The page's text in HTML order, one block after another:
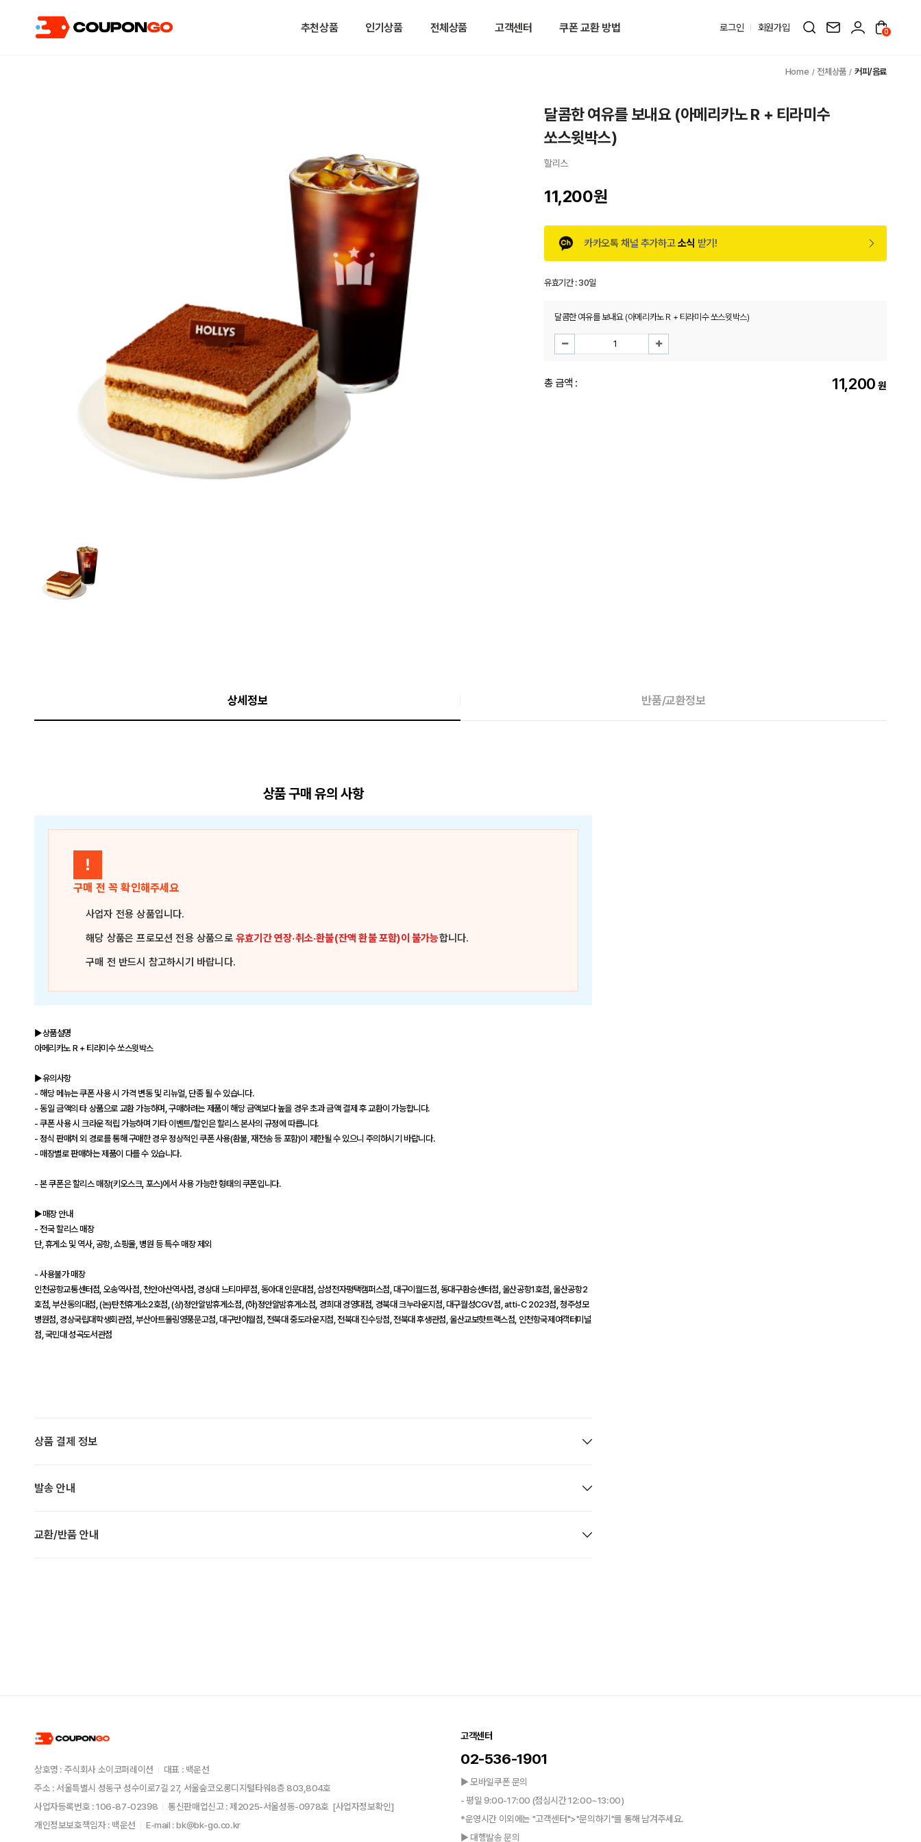
추천상품 인기상품 전체상품 고객센터 쿠폰 교환 방법 로그인 회원가입 0
전체상품 커피/음료
달콤한 여유를 보내요 (아메리카노 R + 티라미수
쏘스윗박스)
할리스
11,200원
카카오톡 채널 추가하고소식 받기!
유효기간 :30일
달콤한 여유를 보내요 (아메리카노 R + 티라미수 쏘스윗박스)
총 금액 : 11,200 원
상세정보 반품/교환정보
상품 구매 유의 사항
!
구매 전 꼭 확인해주세요
사업자 전용 상품입니다.
해당 상품은프로모션 전용 상품으로유효기간 연장·취소·환불(잔액 환불 포함)이 불가능합니다.
구매 전 반드시 참고하시기 바랍니다.
▶상품설명
아메리카노 R + 티라미수 쏘스윗박스
▶유의사항
- 해당 메뉴는 쿠폰 사용 시 가격 변동 및 리뉴얼, 단종 될 수 있습니다.
- 동일 금액의 타 상품으로 교환 가능하며, 구매하려는 제품이 해당 금액보다 높을 경우 초과 금액 결제 후 교환이 가능합니다.
- 쿠폰 사용 시 크라운 적립 가능하며 기타 이벤트/할인은 할리스 본사의 규정에 따릅니다.
- 정식 판매처 외 경로를 통해 구매한 경우 정상적인 쿠폰 사용(환불, 재전송 등 포함)이 제한될 수 있으니 주의하시기 바랍니다.
- 매장별로 판매하는 제품이 다를 수 있습니다.
- 본 쿠폰은 할리스 매장(키오스크, 포스)에서 사용 가능한 형태의 쿠폰입니다.
▶매장 안내
- 전국 할리스 매장
단, 휴게소 및 역사, 공항, 쇼핑몰, 병원 등 특수 매장 제외
- 사용불가 매장
인천공항교통센터점, 오송역사점, 천안아산역사점, 경상대 느티마루점, 동아대 인문대점, 삼성전자평택캠퍼스점, 대구이월드점, 동대구환승센터점, 울산공항1호점, 울산공항2
호점, 부산동의대점, (논)탄천휴게소2호점, (상)정안알밤휴게소점, (하)정안알밤휴게소점, 경희대 경영대점, 경북대 크누라운지점, 대구월성CGV점, atti-C 2023점, 청주성모
병원점, 경상국립대학생회관점, 부산아트몰링영풍문고점, 대구반야월점, 전북대 중도라운지점, 전북대 진수당점, 전북대 후생관점, 울산교보핫트랙스점, 인천항국제여객터미널
점, 국민대 성곡도서관점
상품 결제 정보
발송 안내
교환/반품 안내
상호명 : 주식회사 소이코퍼레이션
대표 : 백운선
주소 : 서울특별시 성동구 성수이로7길 27, 서울숲코오롱디지털타워8층 803,804호
사업자등록번호 : 106-87-02398
통신판매업신고 : 제2025-서울성동-0978호 [사업자정보확인]
개인정보보호책임자 : 백운선
E-mail : bk@bk-go.co.kr
고객센터
02-536-1901
▶ 모바일쿠폰 문의
- 평일 9:00-17:00 (점심시간 12:00~13:00)
*운영시간 이외에는 "고객센터">"문의하기"를 통해 남겨주세요.
▶ 대행발송 문의